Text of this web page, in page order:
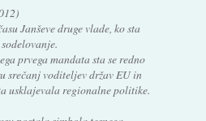
Janševe druge vlade, ko sta
prvega mandata sta se redno
srečanj voditeljev držav EU in
usklajevala regionalne politike.